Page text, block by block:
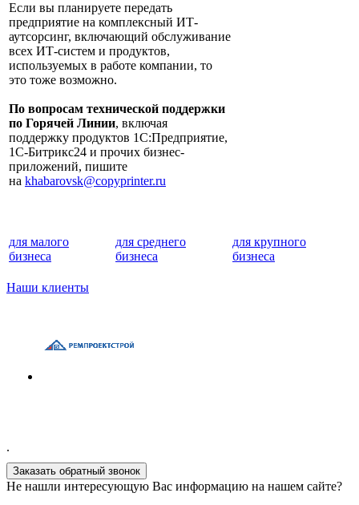
Если вы планируете передать
предприятие на комплексный ИТ-
аутсорсинг, включающий обслуживание
всех ИТ-систем и продуктов,
используемых в работе компании, то
это тоже возможно.
По вопросам технической поддержки
по Горячей Линии, включая
поддержку продуктов 1С:Предприятие,
1С-Битрикс24 и прочих бизнес-
приложений, пишите
на khabarovsk@copyprinter.ru
для малого
бизнеса
для среднего
бизнеса
для крупного
бизнеса
Наши клиенты
.
Заказать обратный звонок
Не нашли интересующую Вас информацию на нашем сайте?